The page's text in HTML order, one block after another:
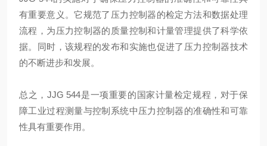
有重要意义。它规范了压力控制器的检定方法和数据处理
流程，为压力控制器的质量控制和计量管理提供了科学依
据。同时，该规程的发布和实施也促进了压力控制器技术
的不断进步和发展。
总之，JJG 544是一项重要的国家计量检定规程，对于保
障工业过程测量与控制系统中压力控制器的准确性和可靠
性具有重要作用。